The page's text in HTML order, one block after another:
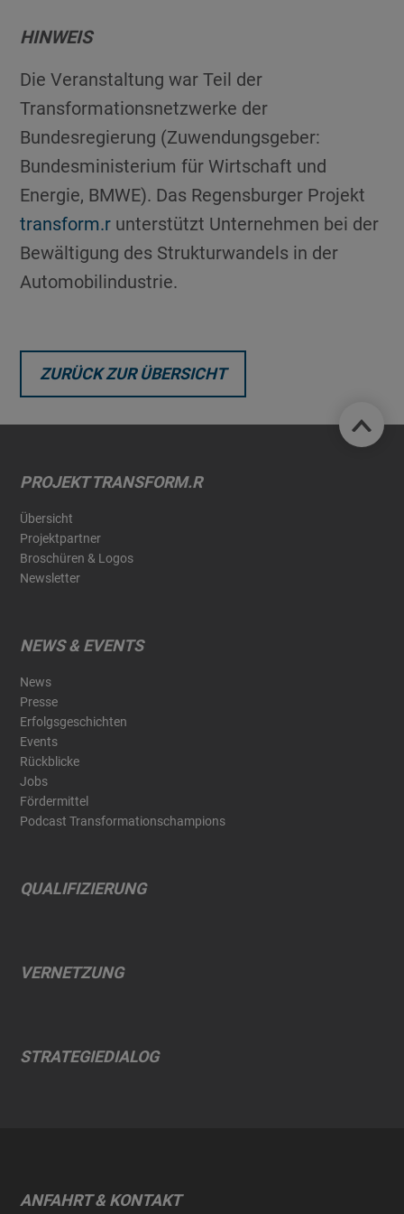
HINWEIS
Die Veranstaltung war Teil der
Transformationsnetzwerke der
Bundesregierung (Zuwendungsgeber:
Bundesministerium für Wirtschaft und
Energie, BMWE). Das Regensburger Projekt
transform.r unterstützt Unternehmen bei der
Bewältigung des Strukturwandels in der
Automobilindustrie.
ZURÜCK ZUR ÜBERSICHT
PROJEKT TRANSFORM.R
Übersicht
Projektpartner
Broschüren & Logos
Newsletter
NEWS & EVENTS
News
Presse
Erfolgsgeschichten
Events
Rückblicke
Jobs
Fördermittel
Podcast Transformationschampions
QUALIFIZIERUNG
VERNETZUNG
STRATEGIEDIALOG
ANFAHRT & KONTAKT